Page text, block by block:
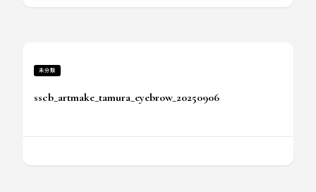
未分類
sscb_artmake_tamura_eyebrow_20250906